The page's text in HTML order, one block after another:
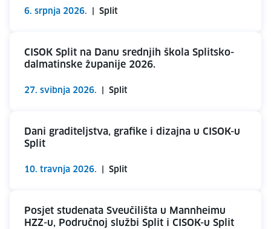
6. srpnja 2026. Split
CISOK Split na Danu srednjih škola Splitsko-
dalmatinske županije 2026.
27. svibnja 2026. Split
Dani graditeljstva, grafike i dizajna u CISOK-u
Split
10. travnja 2026. Split
Posjet studenata Sveučilišta u Mannheimu
HZZ-u, Područnoj službi Split i CISOK-u Split